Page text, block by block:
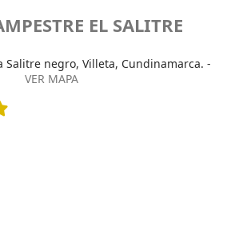
EL SALITRE
Salitre negro, Villeta, Cundinamarca. -
VER MAPA